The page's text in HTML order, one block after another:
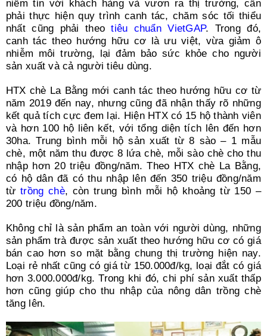
niềm tin với khách hàng và vươn ra thị trường, cần
phải thực hiện quy trình canh tác, chăm sóc tối thiểu
nhất cũng phải theotiêu chuẩn VietGAP. Trong đó,
canh tác theo hướng hữu cơ là ưu việt, vừa giảm ô
nhiễm môi trường, lại đảm bảo sức khỏe cho người
sản xuất và cả người tiêu dùng.
HTX chè La Bằng mới canh tác theo hướng hữu cơ từ
năm 2019 đến nay, nhưng cũng đã nhận thấy rõ những
kết quả tích cực đem lại. Hiện HTX có 15 hộ thành viên
và hơn 100 hộ liên kết, với tổng diện tích lên đến hơn
30ha. Trung bình mỗi hộ sản xuất từ 8 sào – 1 mẫu
chè, một năm thu được 8 lứa chè, mỗi sào chè cho thu
nhập hơn 20 triệu đồng/năm. Theo HTX chè La Bằng,
có hộ dân đã có thu nhập lên đến 350 triệu đồng/năm
từtrồng chè, còn trung bình mỗi hộ khoảng từ 150 –
200 triệu đồng/năm.
Không chỉ là sản phẩm an toàn với người dùng, những
sản phẩm trà được sản xuất theo hướng hữu cơ có giá
bán cao hơn so mặt bằng chung thị trường hiện nay.
Loại rẻ nhất cũng có giá từ 150.000đ/kg, loại đắt có giá
hơn 3.000.000đ/kg. Trong khi đó, chi phí sản xuất thấp
hơn cũng giúp cho thu nhập của nông dân trồng chè
tăng lên.